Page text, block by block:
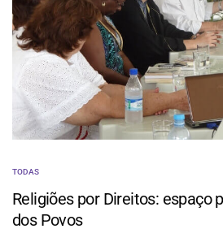
TODAS
Religiões por Direitos: espaço
dos Povos